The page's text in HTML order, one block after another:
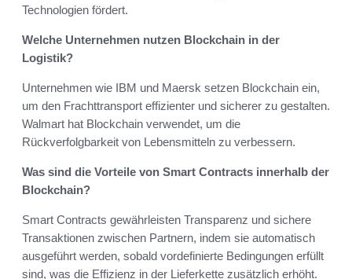
Technologien fördert.
Welche Unternehmen nutzen Blockchain in der
Logistik?
Unternehmen wie IBM und Maersk setzen Blockchain ein,
um den Frachttransport effizienter und sicherer zu gestalten.
Walmart hat Blockchain verwendet, um die
Rückverfolgbarkeit von Lebensmitteln zu verbessern.
Was sind die Vorteile von Smart Contracts innerhalb der
Blockchain?
Smart Contracts gewährleisten Transparenz und sichere
Transaktionen zwischen Partnern, indem sie automatisch
ausgeführt werden, sobald vordefinierte Bedingungen erfüllt
sind, was die Effizienz in der Lieferkette zusätzlich erhöht.